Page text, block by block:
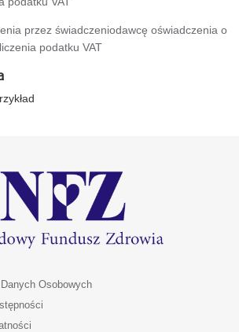
przez świadczeniodawcę oświadczenia o
podatku VAT
Osobowych